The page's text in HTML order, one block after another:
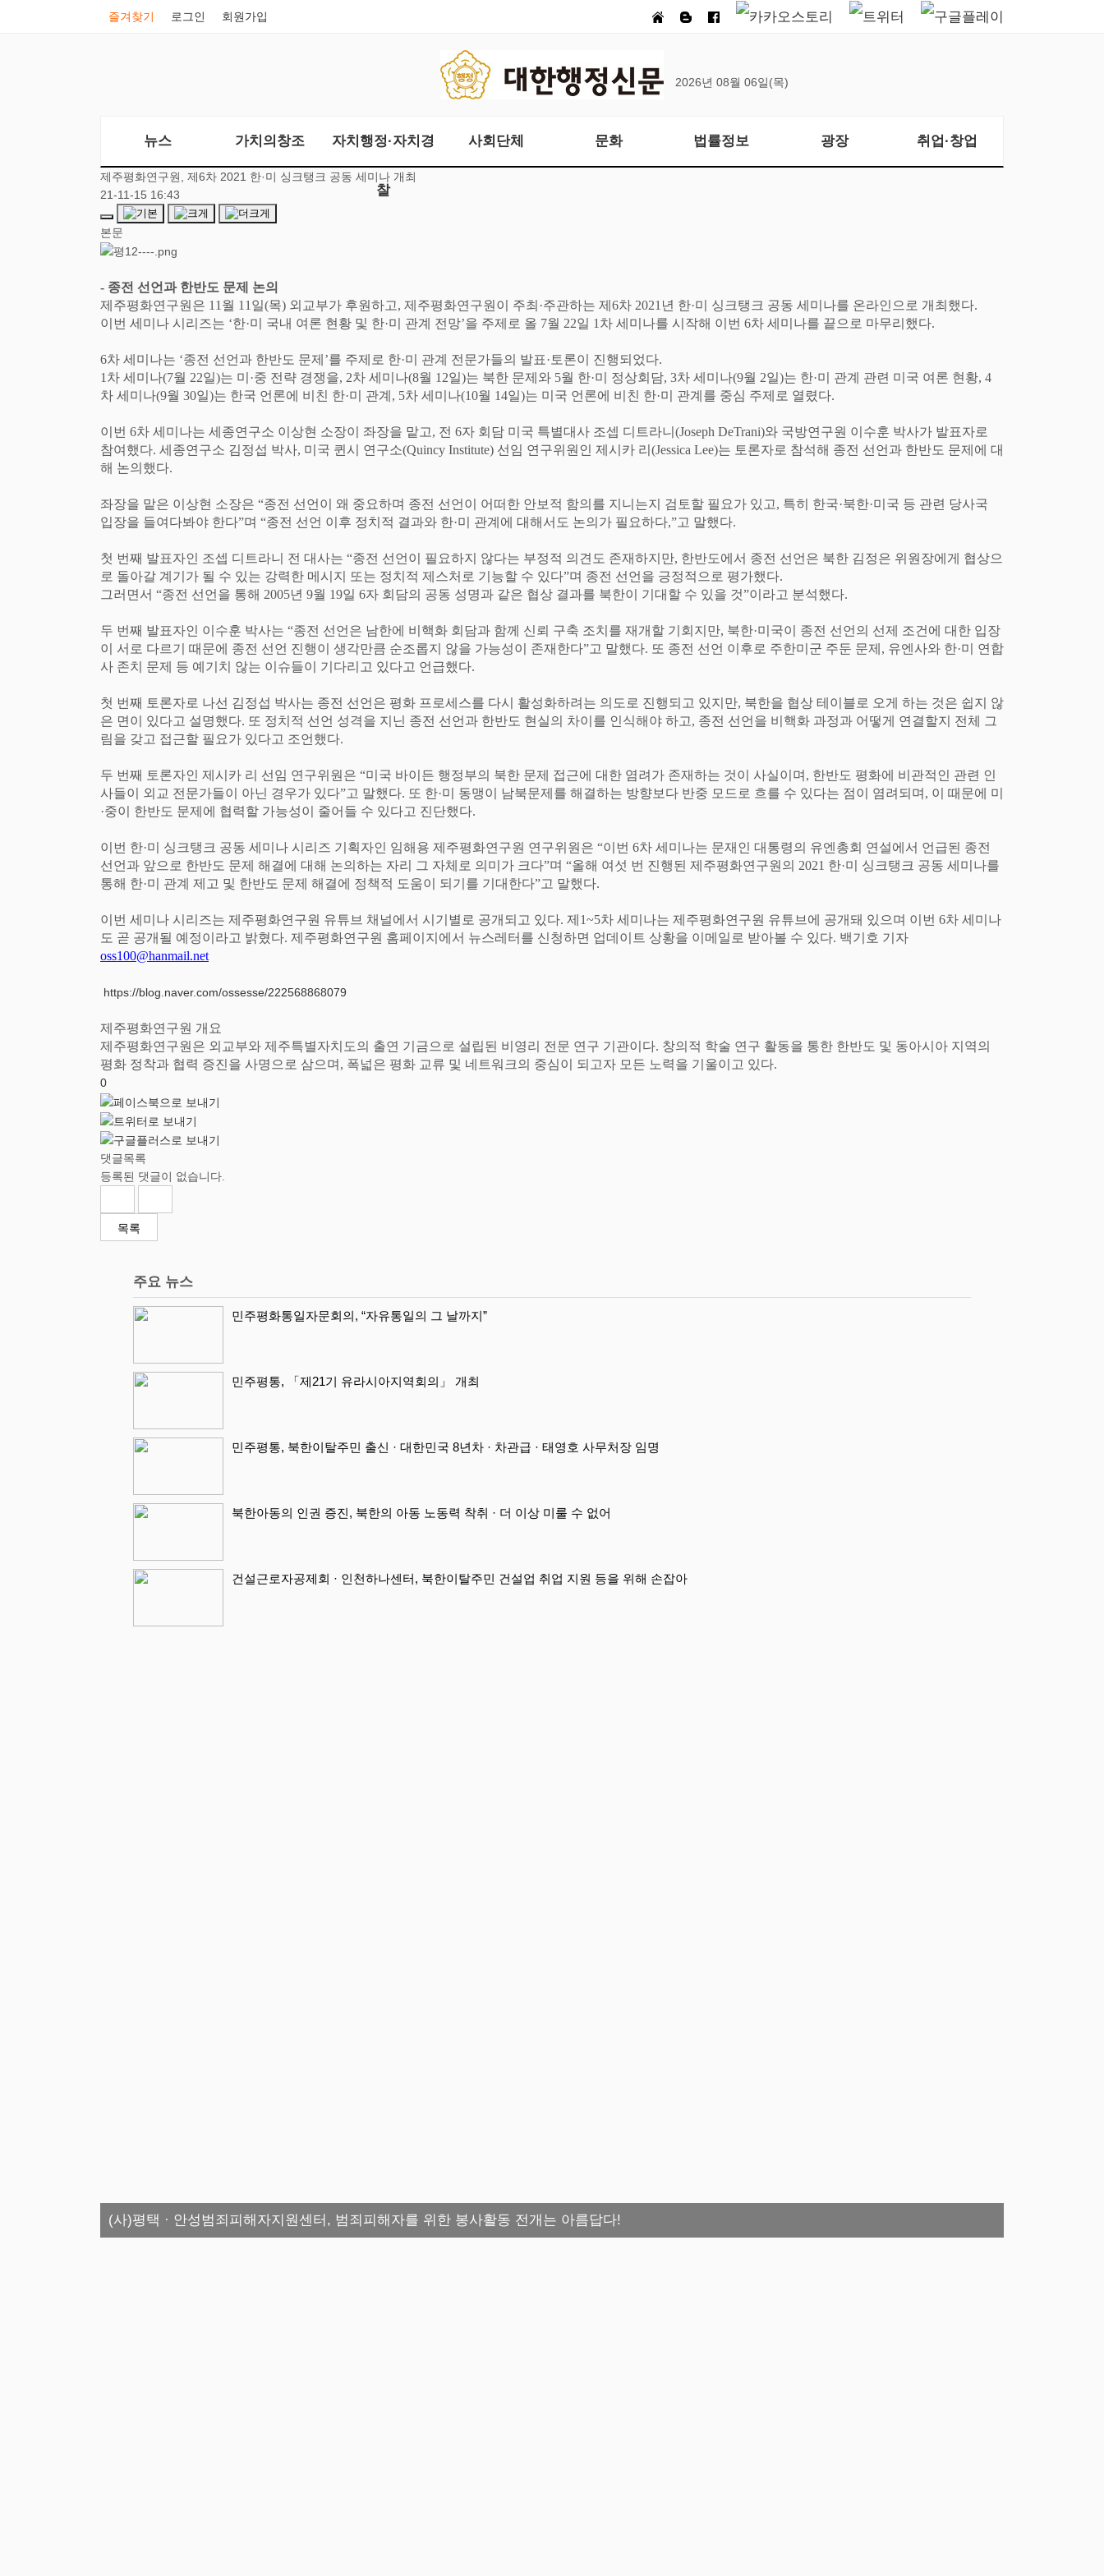
즐겨찾기 로그인 회원가입
2026년 08월 06일(목)
뉴스 가치의창조 자치행정·자치경
찰
사회단체 문화 법률정보 광장 취업·창업
제주평화연구원, ​​제6차 2021 한·미 싱크탱크 공동 세미나 개최
21-11-15 16:43
본문
- 종전 선언과 한반도 문제 논의
제주평화연구원은 11 월 11 일(목) 외교부가 후원하고, 제주평화연구원이 주최 ·주관하는 제 6차 2021 년 한·미 싱크탱크 공동 세미나를 온라인으로 개최했다.
이번 세미나 시리즈는 ‘한·미 국내 여론 현황 및 한·미 관계 전망’을 주제로 올 7월 22일 1 차 세미나를 시작해 이번 6차 세미나를 끝으로 마무리했다.
6차 세미나는 ‘종전 선언과 한반도 문제 ’를 주제로 한·미 관계 전문가들의 발표 · 토론이 진행되었다.
1 차 세미나(7월 22일)는 미 ·중 전략 경쟁을, 2차 세미나(8월 12일)는 북한 문제와 5월 한·미 정상회담, 3차 세미나(9월 2일)는 한·미 관계 관련 미국 여론 현황, 4
차 세미나(9월 30일)는 한국 언론에 비친 한·미 관계 , 5차 세미나(10월 14일)는 미국 언론에 비친 한·미 관계를 중심 주제로 열렸다.
이번 6차 세미나는 세종연구소 이상현 소장이 좌장을 맡고, 전 6자 회담 미국 특별대사 조셉 디트라니 (Joseph DeTrani)와 국방연구원 이수훈 박사가 발표자로
참여했다. 세종연구소 김정섭 박사, 미국 퀸시 연구소(Quincy Institute) 선임 연구위원인 제시카 리 (Jessica Lee)는 토론자로 참석해 종전 선언과 한반도 문제에 대
해 논의했다.
좌장을 맡은 이상현 소장은 “종전 선언이 왜 중요하며 종전 선언이 어떠한 안보적 함의를 지니는지 검토할 필요가 있고, 특히 한국·북한·미국 등 관련 당사국
입장을 들여다봐야 한다”며 “종전 선언 이후 정치적 결과와 한·미 관계에 대해서도 논의가 필요하다,”고 말했다.
첫 번째 발표자인 조셉 디트라니 전 대사는 “종전 선언이 필요하지 않다는 부정적 의견도 존재하지만, 한반도에서 종전 선언은 북한 김정은 위원장에게 협상으
로 돌아갈 계기가 될 수 있는 강력한 메시지 또는 정치적 제스처로 기능할 수 있다”며 종전 선언을 긍정적으로 평가했다.
그러면서 “종전 선언을 통해 2005년 9월 19일 6자 회담의 공동 성명과 같은 협상 결과를 북한이 기대할 수 있을 것”이라고 분석했다.
두 번째 발표자인 이수훈 박사는 “종전 선언은 남한에 비핵화 회담과 함께 신뢰 구축 조치를 재개할 기회지만, 북한·미국이 종전 선언의 선제 조건에 대한 입장
이 서로 다르기 때문에 종전 선언 진행이 생각만큼 순조롭지 않을 가능성이 존재한다”고 말했다. 또 종전 선언 이후로 주한미군 주둔 문제 , 유엔사와 한·미 연합
사 존치 문제 등 예기치 않는 이슈들이 기다리고 있다고 언급했다.
첫 번째 토론자로 나선 김정섭 박사는 종전 선언은 평화 프로세스를 다시 활성화하려는 의도로 진행되고 있지만, 북한을 협상 테이블로 오게 하는 것은 쉽지 않
은 면이 있다고 설명했다. 또 정치적 선언 성격을 지닌 종전 선언과 한반도 현실의 차이를 인식해야 하고, 종전 선언을 비핵화 과정과 어떻게 연결할지 전체 그
림을 갖고 접근할 필요가 있다고 조언했다.
두 번째 토론자인 제시카 리 선임 연구위원은 “미국 바이든 행정부의 북한 문제 접근에 대한 염려가 존재하는 것이 사실이며 , 한반도 평화에 비관적인 관련 인
사들이 외교 전문가들이 아닌 경우가 있다”고 말했다. 또 한·미 동맹이 남북문제를 해결하는 방향보다 반중 모드로 흐를 수 있다는 점이 염려되며 , 이 때문에 미
·중이 한반도 문제에 협력할 가능성이 줄어들 수 있다고 진단했다.
이번 한·미 싱크탱크 공동 세미나 시리즈 기획자인 임해용 제주평화연구원 연구위원은 “이번 6차 세미나는 문재인 대통령의 유엔총회 연설에서 언급된 종전
선언과 앞으로 한반도 문제 해결에 대해 논의하는 자리 그 자체로 의미가 크다”며 “올해 여섯 번 진행된 제주평화연구원의 2021 한·미 싱크탱크 공동 세미나를
통해 한·미 관계 제고 및 한반도 문제 해결에 정책적 도움이 되기를 기대한다”고 말했다.
이번 세미나 시리즈는 제주평화연구원 유튜브 채널에서 시기별로 공개되고 있다. 제 1~5차 세미나는 제주평화연구원 유튜브에 공개돼 있으며 이번 6차 세미나
도 곧 공개될 예정이라고 밝혔다. 제주평화연구원 홈페이지에서 뉴스레터를 신청하면 업데이트 상황을 이메일로 받아볼 수 있다. 백기호 기자
oss100@hanmail.net
https://blog.naver.com/ossesse/222568868079
제주평화연구원 개요
제주평화연구원은 외교부와 제주특별자치도의 출연 기금으로 설립된 비영리 전문 연구 기관이다. 창의적 학술 연구 활동을 통한 한반도 및 동아시아 지역의
평화 정착과 협력 증진을 사명으로 삼으며 , 폭넓은 평화 교류 및 네트워크의 중심이 되고자 모든 노력을 기울이고 있다.
0
댓글목록
등록된 댓글이 없습니다.
목록
주요 뉴스
민주평화통일자문회의, “자유통일의 그 날까지”
민주평통, 「제21기 유라시아지역회의」 개최
민주평통, 북한이탈주민 출신 · 대한민국 8년차 · 차관급 · 태영호 사무처장 임명
북한아동의 인권 증진, 북한의 아동 노동력 착취 · 더 이상 미룰 수 없어
건설근로자공제회 · 인천하나센터, 북한이탈주민 건설업 취업 지원 등을 위해 손잡아
(사)평택 · 안성범죄피해자지원센터, 범죄피해자를 위한 봉사활동 전개는 아름답다!